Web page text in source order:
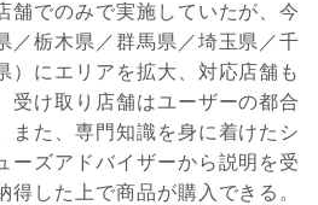
舗でのみで実施していたが、今
／栃木県／群馬県／埼玉県／千
）にエリアを拡大、対応店舗も
受け取り店舗はユーザーの都合
また、専門知識を身に着けたシ
ーズアドバイザーから説明を受
得した上で商品が購入できる。